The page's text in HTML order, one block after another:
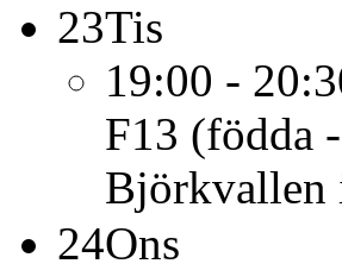
23Tis
19:00 -
F13 (födda
Björkvallen
24Ons